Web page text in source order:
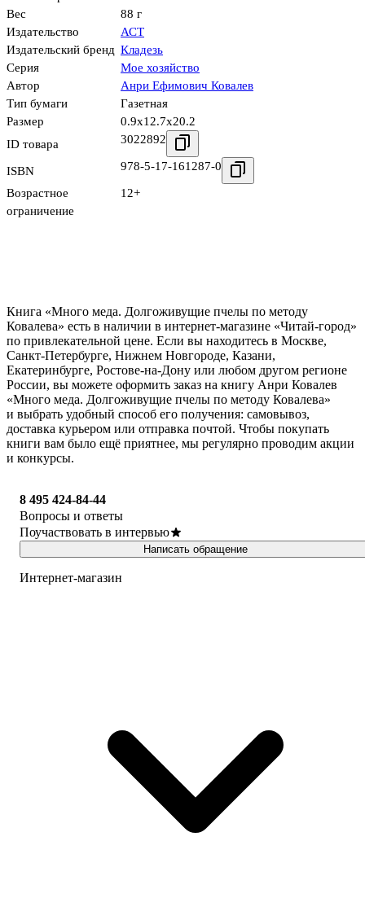
Вес
88 г
Издательство
АСТ
Издательский бренд Кладезь
Серия
Мое хозяйство
Автор
Анри Ефимович Ковалев
Тип бумаги
Газетная
Размер
0.9x12.7x20.2
ID товара
3022892
ISBN 978-5-17-161287-0
Возрастное
ограничение
12+
Книга «Много меда. Долгоживущие пчелы по методу
Ковалева» есть в наличии в интернет-магазине «Читай-город»
по привлекательной цене. Если вы находитесь в Москве,
Санкт-Петербурге, Нижнем Новгороде, Казани,
Екатеринбурге, Ростове-на-Дону или любом другом регионе
России, вы можете оформить заказ на книгу Анри Ковалев
«Много меда. Долгоживущие пчелы по методу Ковалева»
и выбрать удобный способ его получения: самовывоз,
доставка курьером или отправка почтой. Чтобы покупать
книги вам было ещё приятнее, мы регулярно проводим акции
и конкурсы.
8 495 424-84-44
Вопросы и ответы
Поучаствовать в интервью
Написать обращение
Интернет-магазин